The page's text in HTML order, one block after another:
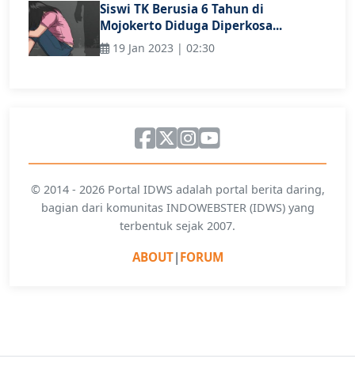
Siswi TK Berusia 6 Tahun di
Mojokerto Diduga Diperkosa...
19 Jan 2023 | 02:30
© 2014 - 2026 Portal IDWS adalah portal berita daring,
bagian dari komunitas INDOWEBSTER (IDWS) yang
terbentuk sejak 2007.
ABOUT| FORUM